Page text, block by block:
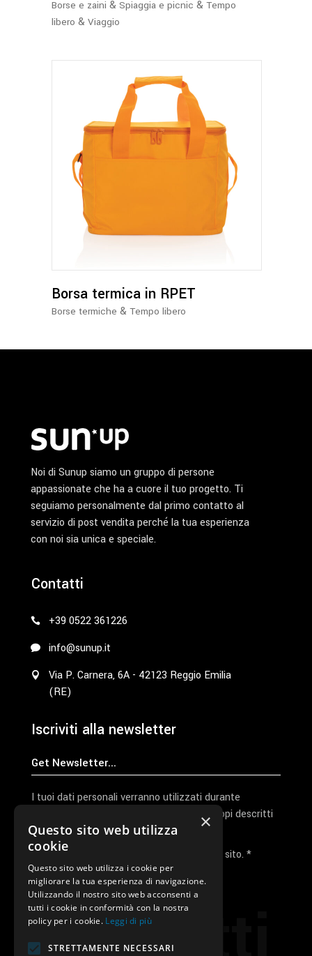
prodotto
Borse e zaini & Spiaggia e picnic & Tempo
libero & Viaggio
varianti.
opzioni
possono
essere
Borsa termica in RPET
Borse termiche & Tempo libero
Noi di Sunup siamo un gruppo di persone
appassionate che ha a cuore il tuo progetto. Ti
seguiamo personalmente dal primo contatto al
servizio di post vendita perché la tua esperienza
con noi sia unica e speciale.
Contatti
+39 0522 361226
info@sunup.it
Via P. Carnera, 6A - 42123 Reggio Emilia
(RE)
Iscriviti alla newsletter
I tuoi dati personali verranno utilizzati durante
l'elaborazione della richiesta e per altri scopi descritti
nella nostraprivacy policy
Ho letto e accetto la privacy policy del sito. *
Invia I Dati
×
Questo sito web utilizza
cookie
Questo sito web utilizza i cookie per
migliorare la tua esperienza di navigazione.
Utilizzando il nostro sito web acconsenti a
tutti i cookie in conformità con la nostra
policy per i cookie. Leggi di più
STRETTAMENTE NECESSARI